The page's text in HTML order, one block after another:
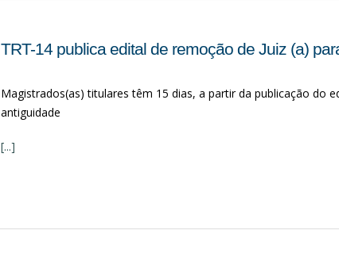
TRT-14 publica edital de remoção de Juiz (a)
Magistrados(as) titulares têm 15 dias, a partir da publicação do
antiguidade
[...]